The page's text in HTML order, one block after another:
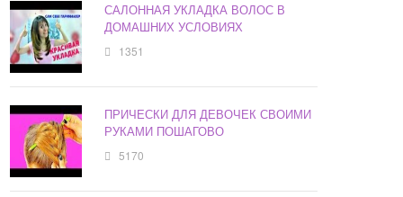
САЛОННАЯ УКЛАДКА ВОЛОС В
ДОМАШНИХ УСЛОВИЯХ
1351
ПРИЧЕСКИ ДЛЯ ДЕВОЧЕК СВОИМИ
РУКАМИ ПОШАГОВО
5170